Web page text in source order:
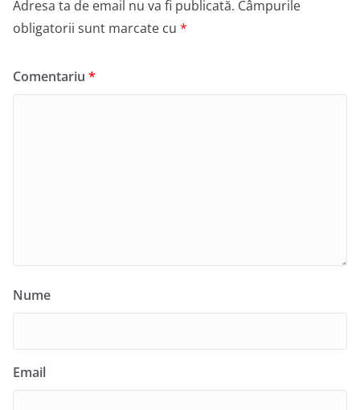
Adresa ta de email nu va fi publicată. Câmpurile
obligatorii sunt marcate cu *
Comentariu *
Nume
Email